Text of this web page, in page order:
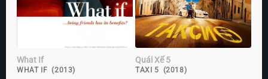
What If
WHAT IF (2013)
Quái Xế 5
TAXI 5 (2018)